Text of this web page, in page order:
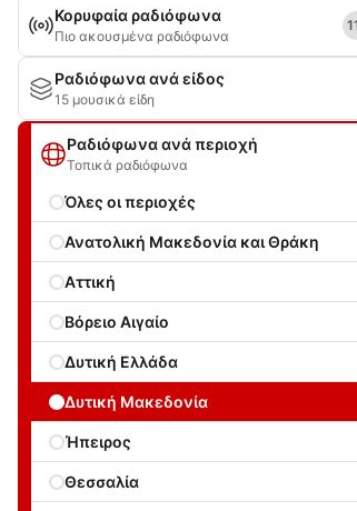
Κορυφαία ραδιόφωνα
Πιο ακουσμένα ραδιόφωνα
Ραδιόφωνα ανά είδος
15 μουσικά είδη
Ραδιόφωνα ανά περιοχή
Τοπικά ραδιόφωνα
Όλες οι περιοχές
Ανατολική Μακεδονία και Θράκη
Αττική
Βόρειο Αιγαίο
Δυτική Ελλάδα
Δυτική Μακεδονία
Ήπειρος
Θεσσαλία